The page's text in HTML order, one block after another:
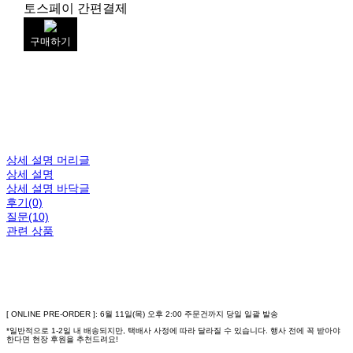
토스페이 간편결제
구매하기
상세 설명 머리글
상세 설명
상세 설명 바닥글
후기(0)
질문(10)
관련 상품
[ ONLINE PRE-ORDER ]: 6월 11일(목) 오후 2:00 주문건까지 당일 일괄 발송
*일반적으로 1-2일 내 배송되지만, 택배사 사정에 따라 달라질 수 있습니다. 행사 전에 꼭 받아야
한다면 현장 후원을 추천드려요!